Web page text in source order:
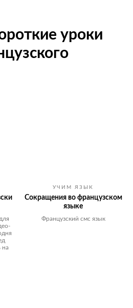
уроки
на
УЧИМ ЯЗЫК
Сокращения во французском
языке
Французский смс язык